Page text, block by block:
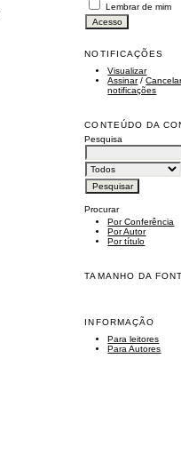
Lembrar de mim
NOTIFICAÇÕES
Visualizar
Assinar/
notificações
CONTEÚDO DA
Pesquisa
Procurar
Por Conferência
Por Autor
Por título
TAMANHO DA
INFORMAÇÃO
Para leitores
Para Autores